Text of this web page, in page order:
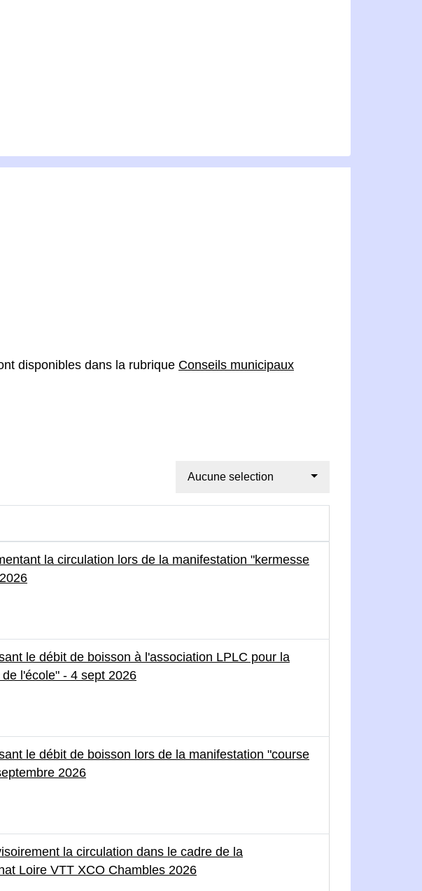
disponibles dans la rubrique Conseils municipaux
Aucune selection
la circulation lors de la manifestation "kermesse
le débit de boisson à l'association LPLC pour la
l'école" - 4 sept 2026
le débit de boisson lors de la manifestation "course
2026
la circulation dans le cadre de la
Loire VTT XCO Chambles 2026